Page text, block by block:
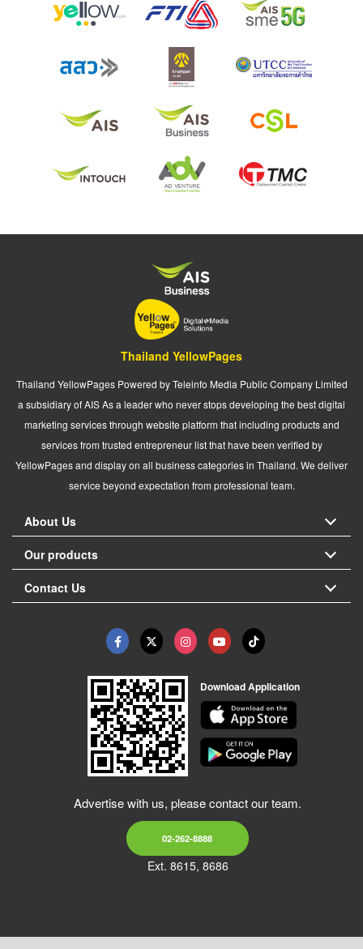
Thailand YellowPages
Thailand YellowPages Powered by Teleinfo Media Public Company Limited
a subsidiary of AIS As a leader who never stops developing the best digital
marketing services through website platform that including products and
services from trusted entrepreneur list that have been verified by
YellowPages and display on all business categories in Thailand. We deliver
service beyond expectation from professional team.
About Us
Our products
Contact Us
Download Application
Advertise with us, please contact our team.
02-262-8888
Ext. 8615, 8686